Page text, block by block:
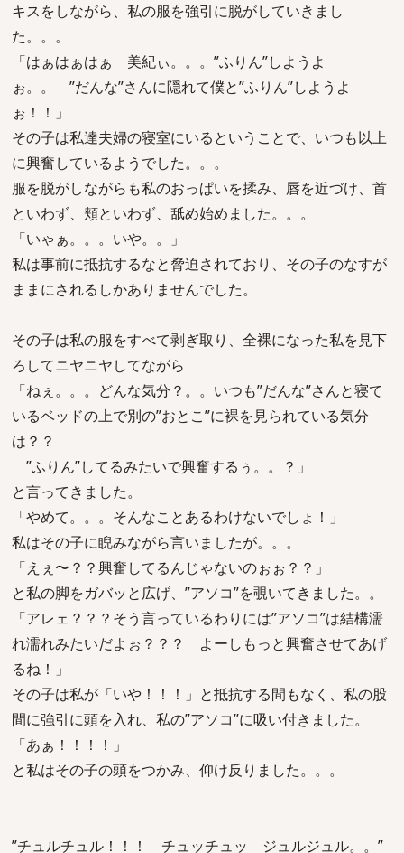
キスをしながら、私の服を強引に脱がしていきまし
た。。。
「はぁはぁはぁ 美紀ぃ。。。”ふりん”しようよ
ぉ。。 ”だんな”さんに隠れて僕と”ふりん”しようよ
ぉ！！」
その子は私達夫婦の寝室にいるということで、いつも以上
に興奮しているようでした。。。
服を脱がしながらも私のおっぱいを揉み、唇を近づけ、首
といわず、頬といわず、舐め始めました。。。
「いゃぁ。。。いや。。」
私は事前に抵抗するなと脅迫されており、その子のなすが
ままにされるしかありませんでした。
その子は私の服をすべて剥ぎ取り、全裸になった私を見下
ろしてニヤニヤしてながら
「ねぇ。。。どんな気分？。。いつも”だんな”さんと寝て
いるベッドの上で別の”おとこ”に裸を見られている気分
は？？
”ふりん”してるみたいで興奮するぅ。。？」
と言ってきました。
「やめて。。。そんなことあるわけないでしょ！」
私はその子に睨みながら言いましたが。。。
「えぇ〜？？興奮してるんじゃないのぉぉ？？」
と私の脚をガバッと広げ、”アソコ”を覗いてきました。。
「アレェ？？？そう言っているわりには”アソコ”は結構濡
れ濡れみたいだよぉ？？？ よーしもっと興奮させてあげ
るね！」
その子は私が「いや！！！」と抵抗する間もなく、私の股
間に強引に頭を入れ、私の”アソコ”に吸い付きました。
「あぁ！！！！」
と私はその子の頭をつかみ、仰け反りました。。。
”チュルチュル！！！ チュッチュッ ジュルジュル。。”